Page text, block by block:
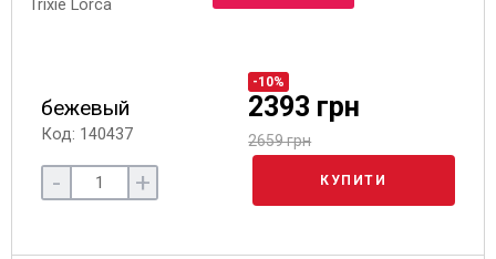
бежевый
Код: 140437
-10%
2393 грн
2659 грн
- + КУПИТИ